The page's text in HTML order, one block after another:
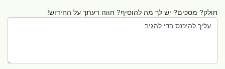
חולק? מסכים? יש לך מה להוסיף? חווה דעתך על החידוש!